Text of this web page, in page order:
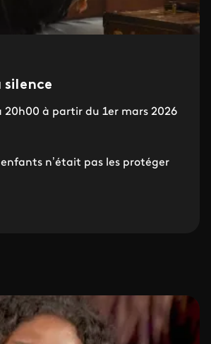
silence
20h00 à partir du 1er mars 2026
enfants n’était pas les protéger